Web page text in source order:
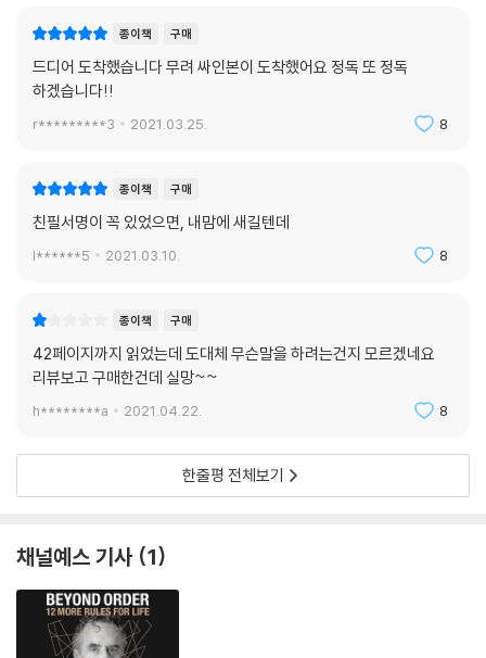
종이책 구매
드디어 도착했습니다 무려 싸인본이 도착했어요 정독 또 정독
하겠습니다!!
r*********3 2021.03.25. 8
종이책 구매
친필서명이 꼭 있었으면, 내맘에 새길텐데
l******5 2021.03.10. 8
종이책 구매
42페이지까지 읽었는데 도대체 무슨말을 하려는건지 모르겠네요
리뷰보고 구매한건데 실망~~
h********a 2021.04.22. 8
한줄평 전체보기
채널예스 기사 1